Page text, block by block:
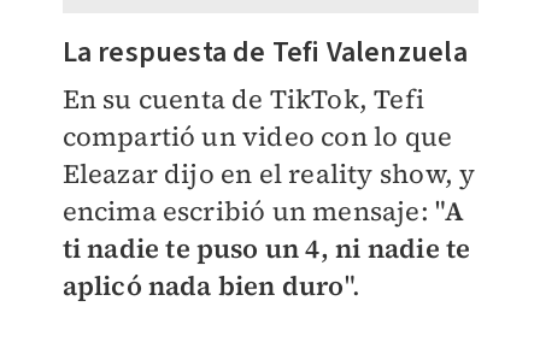
La respuesta de Tefi Valenzuela
En su cuenta de TikTok, Tefi
compartió un video con lo que
Eleazar dijo en el reality show, y
encima escribió un mensaje: "A
ti nadie te puso un 4, ni nadie te
aplicó nada bien duro".